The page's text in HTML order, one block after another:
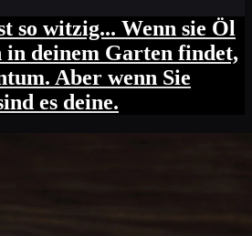
so witzig... Wenn sie Öl
in deinem Garten findet,
Aber wenn Sie
es deine.